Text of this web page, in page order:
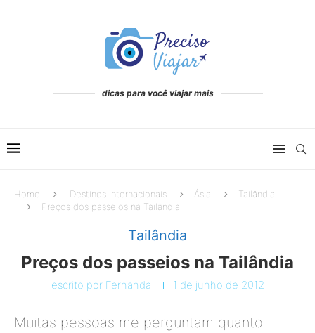
dicas para você viajar mais
Home Destinos Internacionais Ásia
Tailândia
Preços dos passeios na Tailândia
Tailândia
Preços dos passeios na Tailândia
escrito por Fernanda 1 de junho de 2012
Muitas pessoas me perguntam quanto